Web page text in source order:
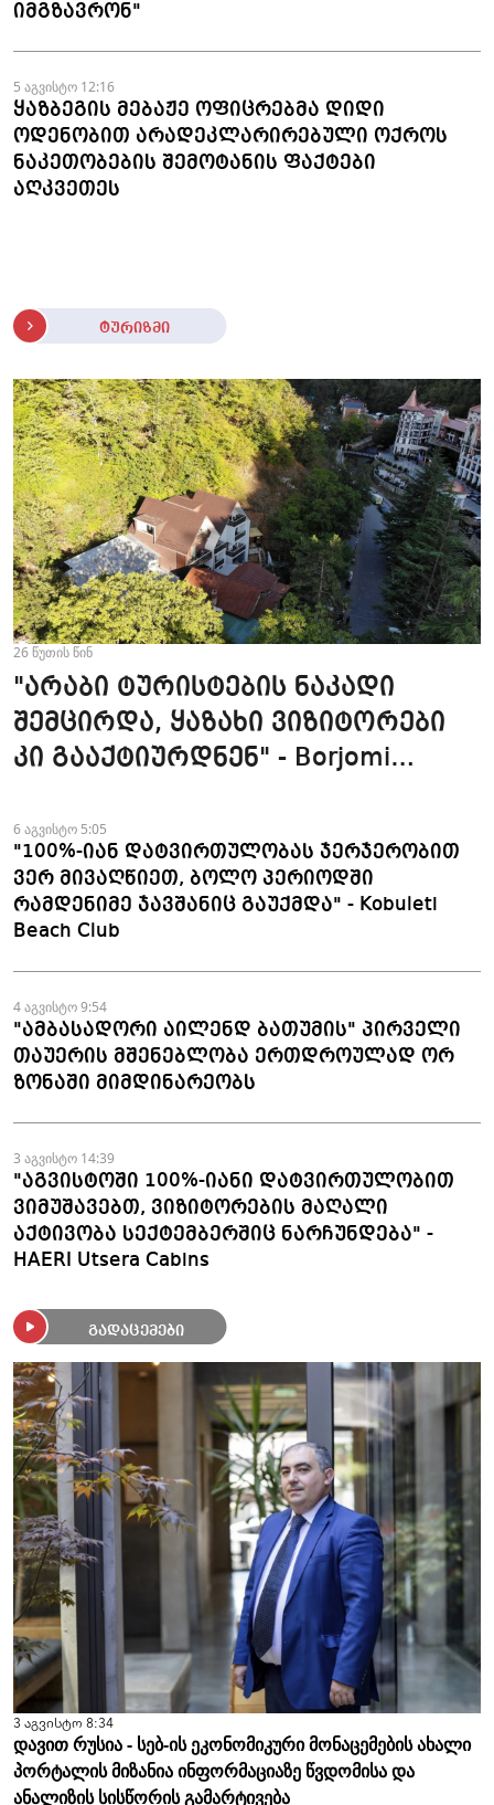
იმგზავრონ"
5 აგვისტო 12:16
ყაზბეგის მებაჟე ოფიცრებმა დიდი
ოდენობით არადეკლარირებული ოქროს
ნაკეთობების შემოტანის ფაქტები
აღკვეთეს
ტურიზმი
26 წუთის წინ
"არაბი ტურისტების ნაკადი
შემცირდა, ყაზახი ვიზიტორები
კი გააქტიურდნენ" - Borjomi
6 აგვისტო 5:05
"100%-იან დატვირთულობას ჯერჯერობით
ვერ მივაღწიეთ, ბოლო პერიოდში
რამდენიმე ჯავშანიც გაუქმდა" - Kobuleti
Beach Club
4 აგვისტო 9:54
"ამბასადორი აილენდ ბათუმის" პირველი
თაუერის მშენებლობა ერთდროულად ორ
ზონაში მიმდინარეობს
3 აგვისტო 14:39
"აგვისტოში 100%-იანი დატვირთულობით
ვიმუშავებთ, ვიზიტორების მაღალი
აქტივობა სექტემბერშიც ნარჩუნდება" -
HAERI Utsera Cabins
გადაცემები
3 აგვისტო 8:34
დავით რუსია - სებ-ის ეკონომიკური მონაცემების ახალი
პორტალის მიზანია ინფორმაციაზე წვდომისა და
ანალიზის სისწორის გამარტივება